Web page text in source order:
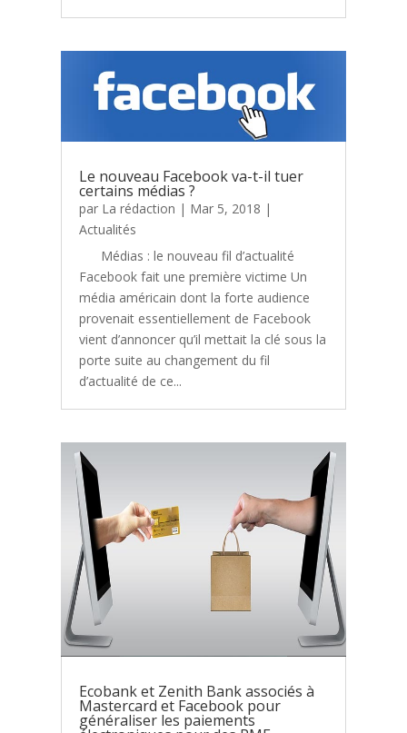
Le nouveau Facebook va-t-il tuer
certains médias ?
par La rédaction | Mar 5, 2018 |
Actualités
Médias : le nouveau fil d’actualité
Facebook fait une première victime Un
média américain dont la forte audience
provenait essentiellement de Facebook
vient d’annoncer qu’il mettait la clé sous la
porte suite au changement du fil
d’actualité de ce...
Ecobank et Zenith Bank associés à
Mastercard et Facebook pour
généraliser les paiements